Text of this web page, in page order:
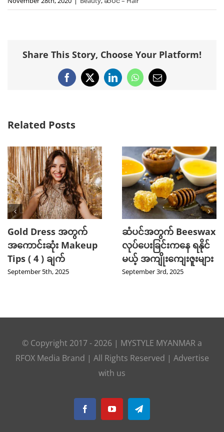
Share This Story, Choose Your Platform!
Facebook
X LinkedInWhatsApp
Email
Related Posts
Gold Dress အတွက်
အကောင်းဆုံး Makeup
Tips ( 4 ) ချက်
September 5th, 2025
ဆံပင်အတွက် Beeswax
လုပ်ပေးခြင်းကနေ ရနိုင်
မယ့် အကျိုးကျေးဇူးများ
September 3rd, 2025
© Copyright 2017 - 2026 | MYSTYLE MYANMAR a
RFOX Media Brand | All Rights Reserved | Advertise
with us
FacebookYouTubeTelegram